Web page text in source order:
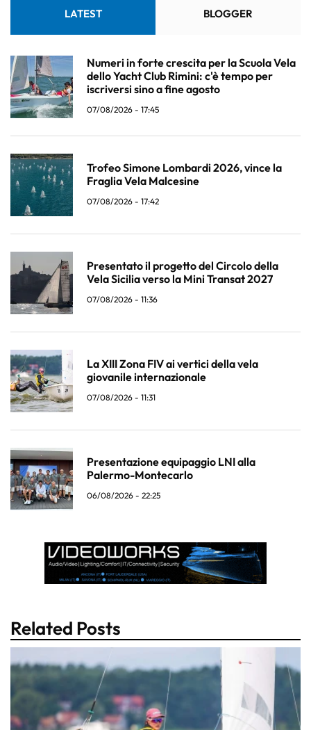
LATEST BLOGGER
Numeri in forte crescita per la Scuola Vela
dello Yacht Club Rimini: c'è tempo per
iscriversi sino a fine agosto
07/08/2026 - 17:45
Trofeo Simone Lombardi 2026, vince la
Fraglia Vela Malcesine
07/08/2026 - 17:42
Presentato il progetto del Circolo della
Vela Sicilia verso la Mini Transat 2027
07/08/2026 - 11:36
La XIII Zona FIV ai vertici della vela
giovanile internazionale
07/08/2026 - 11:31
Presentazione equipaggio LNI alla
Palermo-Montecarlo
06/08/2026 - 22:25
Related Posts